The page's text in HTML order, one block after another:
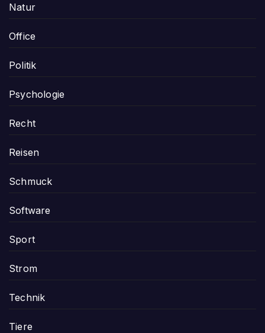
Natur
Office
Politik
Psychologie
Recht
Reisen
Schmuck
Software
Sport
Strom
Technik
Tiere